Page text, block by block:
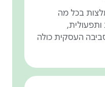
בכל מה
העסקית כולה